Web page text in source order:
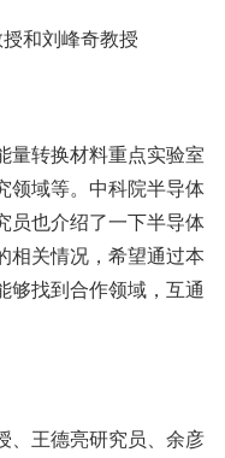
和刘峰奇教授
量转换材料重点实验室
领域等。中科院半导体
员也介绍了一下半导体
相关情况，希望通过本
够找到合作领域，互通
、王德亮研究员、余彦